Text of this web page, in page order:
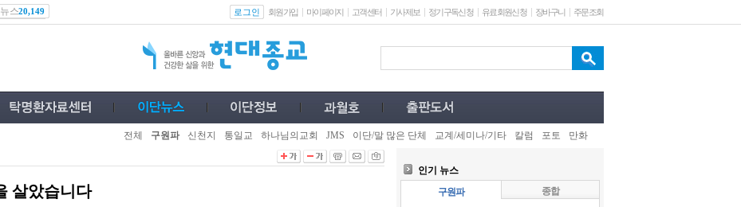
스20,149 로그인 회원가입 마이페이지 고객센터 기사제보 정기구독신청 유료회원신청 장바구니 주문조회
전체 구원파 신천지 통일교 하나님의교회 JMS 이단/말 많은 단체 교계/세미나/기타 칼럼 포토 만화
살았습니다
인기 뉴스
구원파
종합